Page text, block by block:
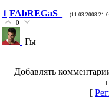
1 FAbREGaS_ (11.03.2008
0
Гы
Добавлять
[